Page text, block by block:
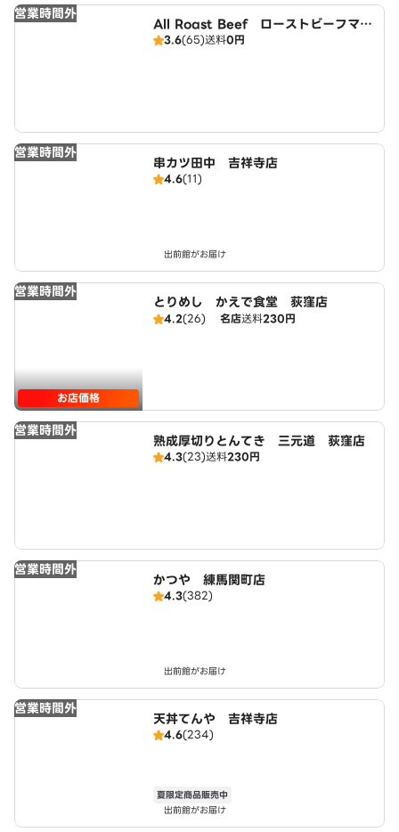
営業時間外
All Roast Beef ローストビーフマフ
ィア
3.6(65)送料0円
営業時間外
串カツ田中 吉祥寺店
4.6(11)
出前館がお届け
営業時間外
お店価格
とりめし かえで食堂 荻窪店
4.2(26) 名店送料230円
営業時間外
熟成厚切りとんてき 三元道 荻窪店
4.3(23)送料230円
営業時間外
かつや 練馬関町店
4.3(382)
出前館がお届け
営業時間外
天丼てんや 吉祥寺店
4.6(234)
夏限定商品販売中
出前館がお届け